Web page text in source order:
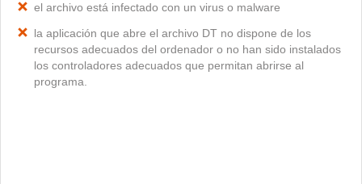
el archivo está infectado con un virus o malware
la aplicación que abre el archivo DT no dispone de los
recursos adecuados del ordenador o no han sido instalados
los controladores adecuados que permitan abrirse al
programa.